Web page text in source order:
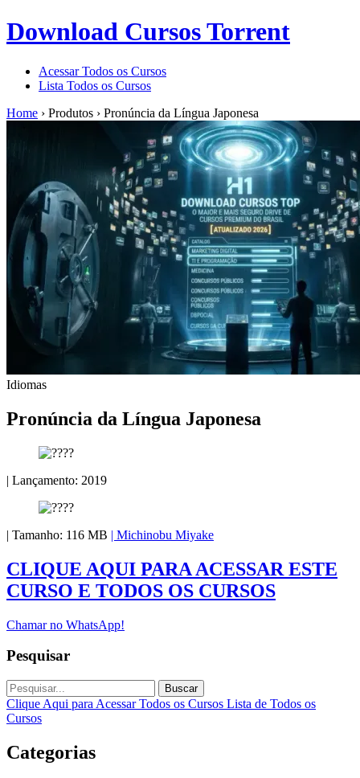
Download Cursos Torrent
Acessar Todos os Cursos
Lista Todos os Cursos
Home › Produtos › Pronúncia da Língua Japonesa
Idiomas
Pronúncia da Língua Japonesa
| Lançamento: 2019
| Tamanho: 116 MB | Michinobu Miyake
CLIQUE AQUI PARA ACESSAR ESTE
CURSO E TODOS OS CURSOS
Chamar no WhatsApp!
Pesquisar
Buscar
Clique Aqui para Acessar Todos os Cursos Lista de Todos os
Cursos
Categorias